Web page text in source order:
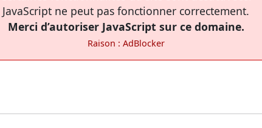
JavaScript ne peut pas fonctionner correctement.
Merci d’autoriser JavaScript sur ce domaine.
Raison : AdBlocker